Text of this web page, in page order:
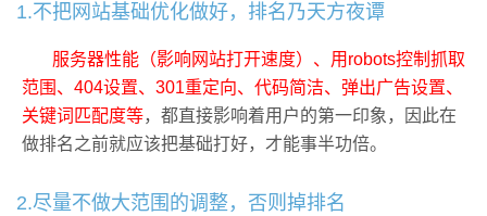
1.不把网站基础优化做好，排名乃天方夜谭
服务器性能（影响网站打开速度）、用robots控制抓取
范围、404设置、301重定向、代码简洁、弹出广告设置、
关键词匹配度等，都直接影响着用户的第一印象，因此在
做排名之前就应该把基础打好，才能事半功倍。
2.尽量不做大范围的调整，否则掉排名